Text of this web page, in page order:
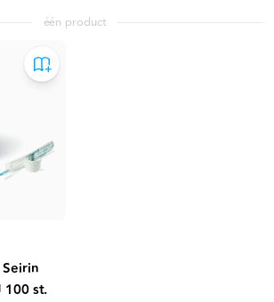
één product
100 st.